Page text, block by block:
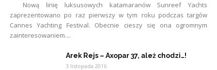
Nową linię luksusowych katamaranów Sunreef Yachts
zaprezentowano po raz pierwszy w tym roku podczas targów
Cannes Yachting Festival. Obecnie cieszy się ona ogromnym
zainteresowaniem....
Arek Rejs – Axopar 37, ależ chodzi…!
3 listopada 2016